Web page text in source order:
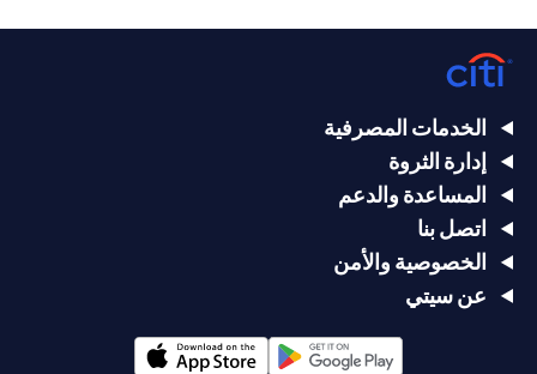
الخدمات المصرفية
إدارة الثروة
المساعدة والدعم
اتصل بنا
الخصوصية والأمن
عن سيتي